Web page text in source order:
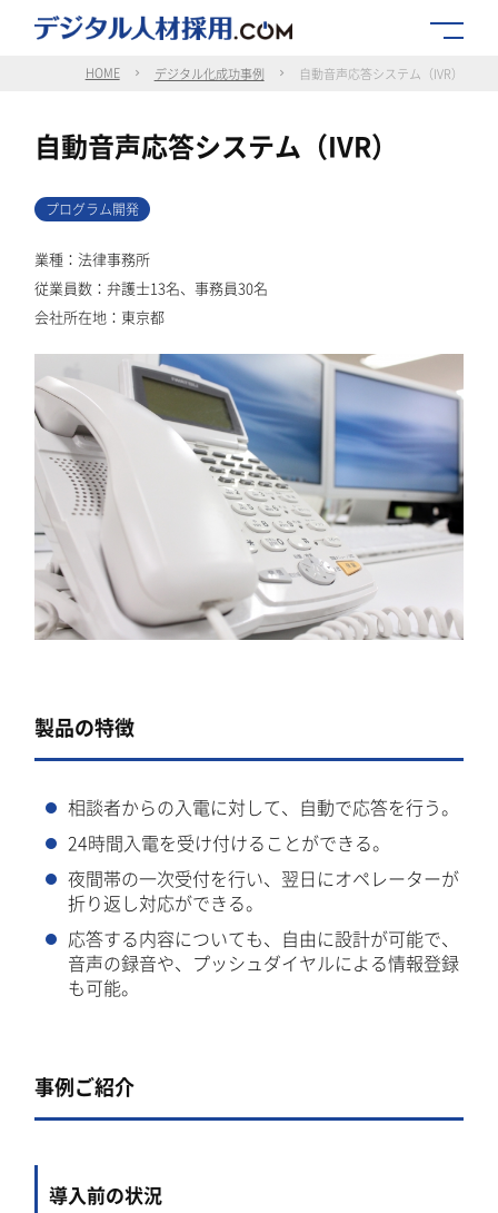
HOME デジタル化成功事例 自動音声応答システム（IVR）
自動音声応答システム（IVR）
プログラム開発
業種：法律事務所
従業員数：弁護士13名、事務員30名
会社所在地：東京都
製品の特徴
相談者からの入電に対して、自動で応答を行う。
24時間入電を受け付けることができる。
夜間帯の一次受付を行い、翌日にオペレーターが
折り返し対応ができる。
応答する内容についても、自由に設計が可能で、
音声の録音や、プッシュダイヤルによる情報登録
も可能。
事例ご紹介
導入前の状況